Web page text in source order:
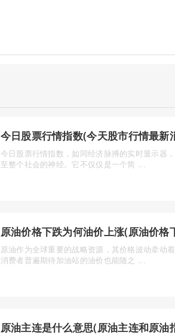
今日股票行情指数(今天股市行情最新
今日股票行情指数，如同经济脉搏的实时显示器
至整个社会的神经。它不仅仅是一个简 ...
原油价格下跌为何油价上涨(原油价格
原油作为全球重要的战略资源，其价格波动牵动
消费者普遍期待加油站的油价也能随之 ...
原油主连是什么意思(原油主连和原油